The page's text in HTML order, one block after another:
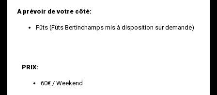
A prévoir de votre côté:
Fûts (Fûts Bertinchamps mis à disposition sur demande)
PRIX:
60€ / Weekend